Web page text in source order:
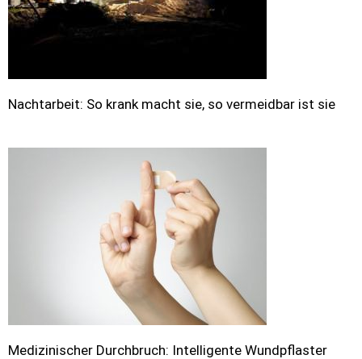
Nachtarbeit: So krank macht sie, so vermeidbar ist sie
Medizinischer Durchbruch: Intelligente Wundpflaster